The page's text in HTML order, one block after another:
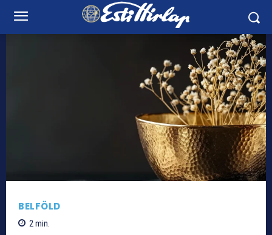
BELFÖLD
2min.